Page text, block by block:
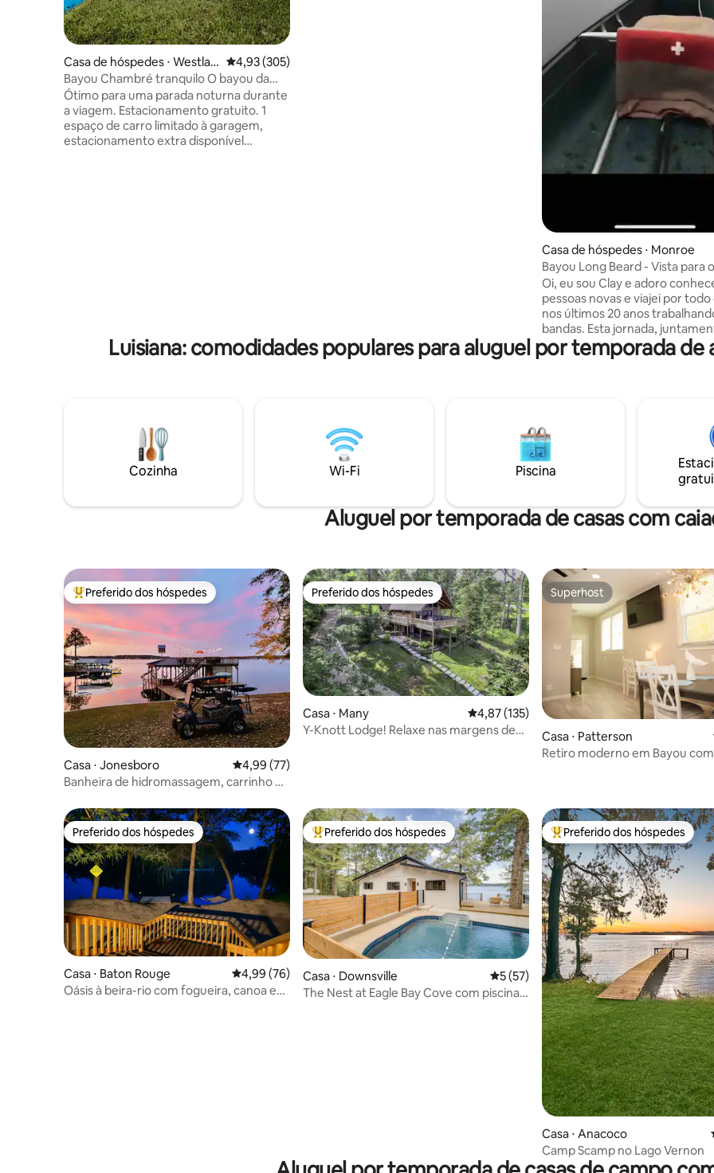
Casa de hóspedes ⋅ Westlak
e
4,93 de uma avaliação média de 5, 305 avaliações
4,93 (305)
Bayou Chambré tranquilo O bayou da
Louisiana espera por você – 2 hóspedes
Ótimo para uma parada noturna durante
a viagem. Estacionamento gratuito. 1
espaço de carro limitado à garagem,
estacionamento extra disponível
estacionamento gratuito -balanços de
Casa de hóspedes ⋅ Monroe
Bayou Long Beard - Vista para
Saudamos a todos!
Oi, eu sou Clay e adoro
pessoas novas e viajei por
nos últimos 20 anos
bandas. Esta jornada,
minha nova esposa Joy, nos
tornarmos anfitriões do
vai adorar. Grandes janelas
para contemplar o lago deixam
muita luz natural. Totalmente
para deficientes! Não
crianças. Limpeza e hospitalidade são
estimação!! 5🌟
Luisiana: comodidades populares para aluguel por temporada
Cozinha Wi-Fi Piscina
Aluguel por temporada de casas com
Entre os melhores preferidos dos hóspedes
Preferido dos hóspedes
Casa ⋅ Jonesboro 4,99 de uma avaliação média de 5, 77 avaliações
4,99 (77)
Banheira de hidromassagem, carrinho de
acomoda 12 pessoas!
Preferido dos hóspedes
Preferido dos hóspedes
Casa ⋅ Many 4,87 de uma avaliação média de 5, 135
4,87 (135)
Y-Knott Lodge! Relaxe nas margens de
Superhost
Superhost
Casa ⋅ Patterson
Retiro moderno em Bayou
Preferido dos hóspedes
Preferido dos hóspedes
Casa ⋅ Baton Rouge 4,99 de uma avaliação média de 5, 76 avaliações
4,99 (76)
Oásis à beira-rio com fogueira, canoa e
Entre os melhores preferidos dos hóspedes
Preferido dos hóspedes
Casa ⋅ Downsville 5 de uma avaliação média de 5, 57
5 (57)
The Nest at Eagle Bay Cove com piscina e
Entre os melhores preferidos
Preferido dos hóspedes
Casa ⋅ Anacoco
Camp Scamp no Lago Vernon